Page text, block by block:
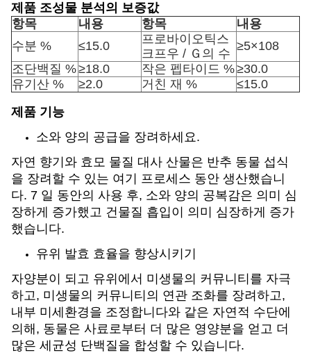
제품 조성물 분석의 보증값
항목
내용 항목
내용
수분 %
≤15.0
프로바이오틱스
크프우 / Ｇ의 수
≥5×108
조단백질 %≥18.0 작은 펩타이드 %≥30.0
유기산 %
≥2.0 거친 재 %
≤15.0
제품 기능
소와 양의 공급을 장려하세요.
자연 향기와 효모 물질 대사 산물은 반추 동물 섭식
을 장려할 수 있는 여기 프로세스 동안 생산했습니
다. 7 일 동안의 사용 후, 소와 양의 공복감은 의미 심
장하게 증가했고 건물질 흡입이 의미 심장하게 증가
했습니다.
유위 발효 효율을 향상시키기
자양분이 되고 유위에서 미생물의 커뮤니티를 자극
하고, 미생물의 커뮤니티의 연관 조화를 장려하고,
내부 미세환경을 조정합니다와 같은 자연적 수단에
의해, 동물은 사료로부터 더 많은 영양분을 얻고 더
많은 세균성 단백질을 합성할 수 있습니다.